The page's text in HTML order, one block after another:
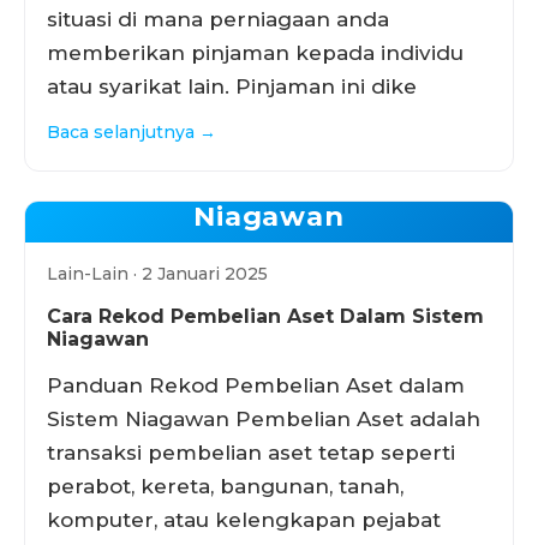
situasi di mana perniagaan anda
memberikan pinjaman kepada individu
atau syarikat lain. Pinjaman ini dike
Baca selanjutnya →
Niagawan
Lain-Lain · 2 Januari 2025
Cara Rekod Pembelian Aset Dalam Sistem
Niagawan
Panduan Rekod Pembelian Aset dalam
Sistem Niagawan Pembelian Aset adalah
transaksi pembelian aset tetap seperti
perabot, kereta, bangunan, tanah,
komputer, atau kelengkapan pejabat